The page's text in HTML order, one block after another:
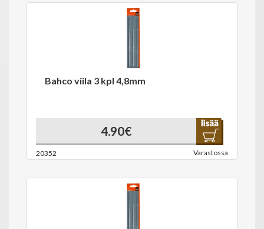
Bahco viila 3 kpl 4,8mm
4.90€
20352 Varastossa